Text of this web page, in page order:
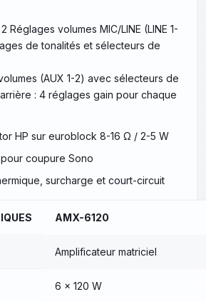
Réglages volumes MIC/LINE (LINE 1-
de tonalités et sélecteurs de
(AUX 1-2) avec sélecteurs de
: 4 réglages gain pour chaque
HP sur euroblock 8-16 Ω / 2-5 W
coupure Sono
surcharge et court-circuit
AMX-6120
Amplificateur matriciel
6 x 120 W